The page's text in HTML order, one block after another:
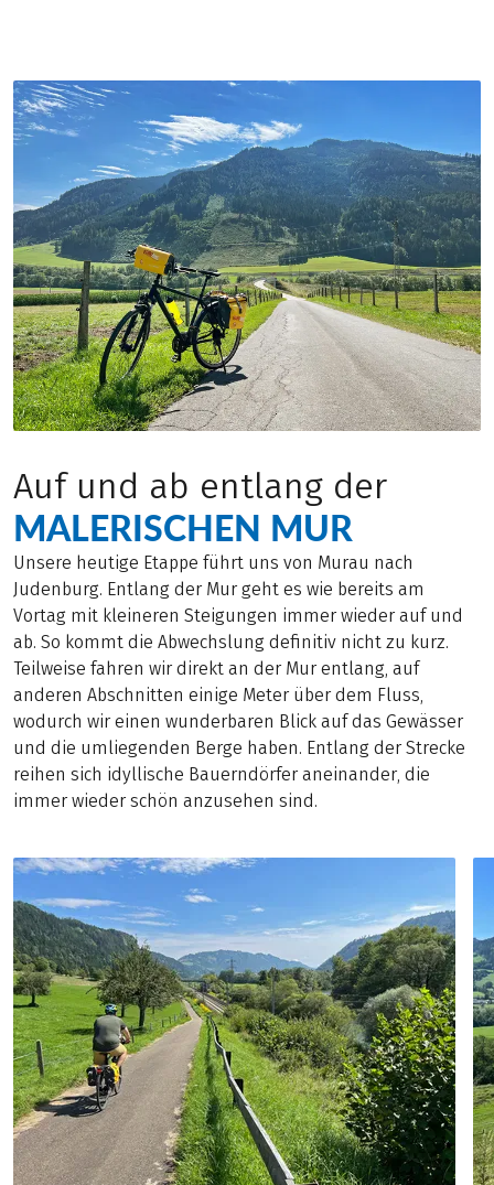
Auf und ab entlang der
MALERISCHEN MUR
Unsere heutige Etappe führt uns von Murau nach
Judenburg. Entlang der Mur geht es wie bereits am
Vortag mit kleineren Steigungen immer wieder auf und
ab. So kommt die Abwechslung definitiv nicht zu kurz.
Teilweise fahren wir direkt an der Mur entlang, auf
anderen Abschnitten einige Meter über dem Fluss,
wodurch wir einen wunderbaren Blick auf das Gewässer
und die umliegenden Berge haben. Entlang der Strecke
reihen sich idyllische Bauerndörfer aneinander, die
immer wieder schön anzusehen sind.